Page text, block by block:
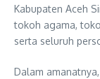
Kabupaten Aceh
tokoh agama,
serta seluruh
Dalam